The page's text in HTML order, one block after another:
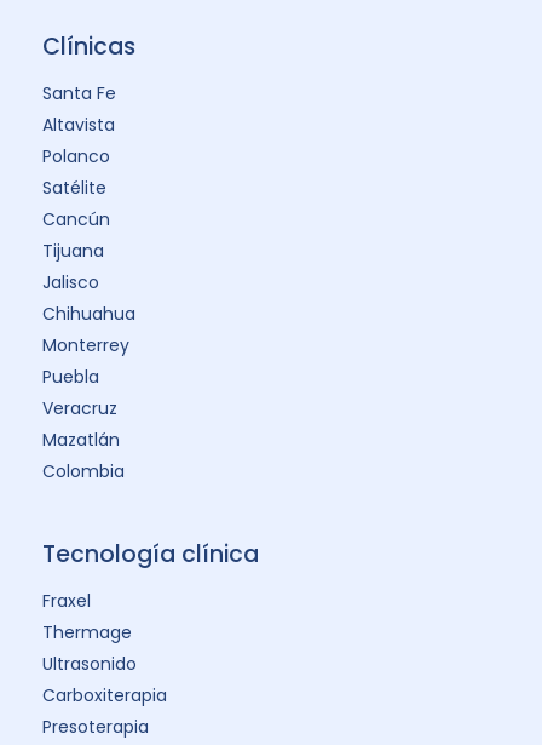
Clínicas
Santa Fe
Altavista
Polanco
Satélite
Cancún
Tijuana
Jalisco
Chihuahua
Monterrey
Puebla
Veracruz
Mazatlán
Colombia
Tecnología clínica
Fraxel
Thermage
Ultrasonido
Carboxiterapia
Presoterapia